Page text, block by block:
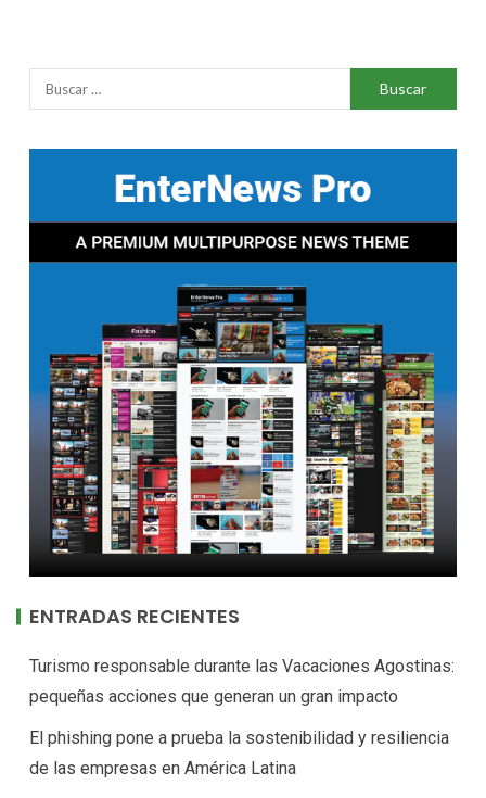
ENTRADAS RECIENTES
Turismo responsable durante las Vacaciones Agostinas:
pequeñas acciones que generan un gran impacto
El phishing pone a prueba la sostenibilidad y resiliencia
de las empresas en América Latina